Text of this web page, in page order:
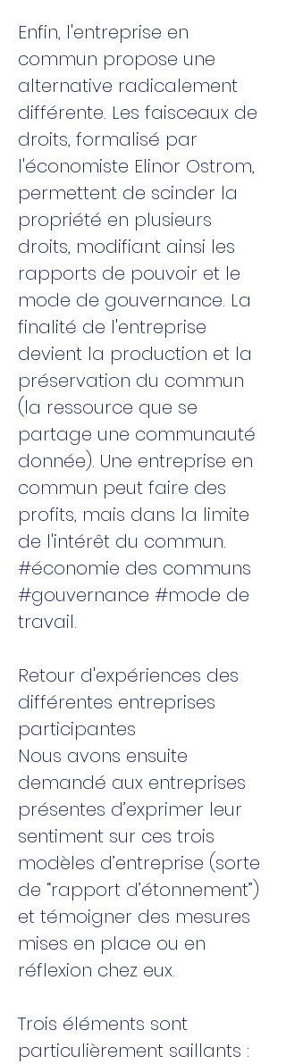
Enfin, l'entreprise en
commun propose une
alternative radicalement
différente. Les faisceaux de
droits, formalisé par
l'économiste Elinor Ostrom,
permettent de scinder la
propriété en plusieurs
droits, modifiant ainsi les
rapports de pouvoir et le
mode de gouvernance. La
finalité de l'entreprise
devient la production et la
préservation du commun
(la ressource que se
partage une communauté
donnée). Une entreprise en
commun peut faire des
profits, mais dans la limite
de l'intérêt du commun.
#économie des communs
#gouvernance #mode de
travail.
Retour d'expériences des
différentes entreprises
participantes
Nous avons ensuite
demandé aux entreprises
présentes d’exprimer leur
sentiment sur ces trois
modèles d’entreprise (sorte
de “rapport d’étonnement”)
et témoigner des mesures
mises en place ou en
réflexion chez eux.
Trois éléments sont
particulièrement saillants :